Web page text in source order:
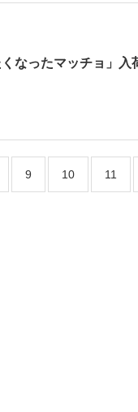
なったマッチョ」入
9 10 11